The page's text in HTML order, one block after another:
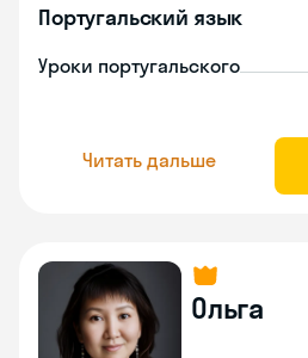
Португальский язык
Уроки португальского
Читать дальше
Ольга